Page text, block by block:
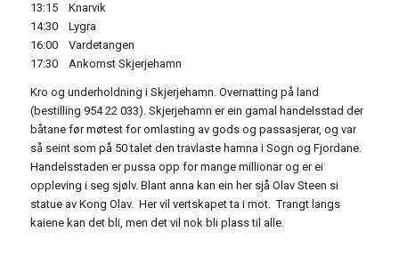
13:15 Knarvik
14:30 Lygra
16:00 Vardetangen
17:30 Ankomst Skjerjehamn
Kro og underholdning i Skjerjehamn. Overnatting på land
(bestilling 954 22 033). Skjerjehamn er ein gamal handelsstad der
båtane før møtest for omlasting av gods og passasjerar, og var
så seint som på 50 talet den travlaste hamna i Sogn og Fjordane.
Handelsstaden er pussa opp for mange millionar og er ei
oppleving i seg sjølv. Blant anna kan ein her sjå Olav Steen si
statue av Kong Olav. Her vil vertskapet ta i mot. Trangt langs
kaiene kan det bli, men det vil nok bli plass til alle.